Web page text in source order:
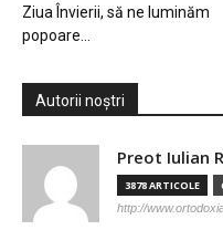
Ziua Învierii, să ne luminăm
popoare…
Autorii noștri
Preot Iulian
3878 ARTICOLE
http://